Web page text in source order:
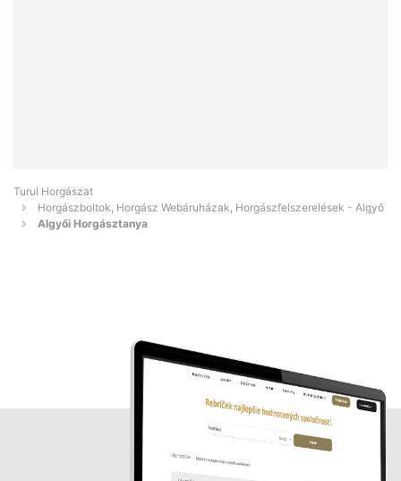
Turul Horgászat
Horgászboltok, Horgász Webáruházak, Horgászfelszerelések - Algyő
Algyői Horgásztanya